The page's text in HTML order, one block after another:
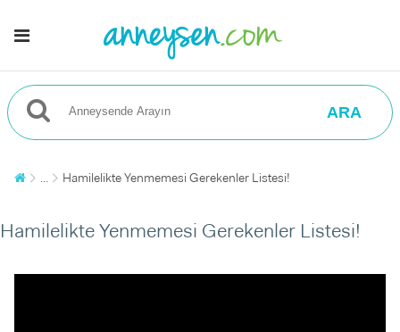
ARA
... Hamilelikte Yenmemesi Gerekenler Listesi!
Hamilelikte Yenmemesi Gerekenler Listesi!